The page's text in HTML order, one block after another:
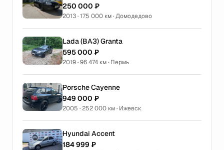
250 000 ₽
2013 · 175 000 км · Домодедово
Lada (ВАЗ) Granta
595 000 ₽
2019 · 96 474 км · Пермь
Porsche Cayenne
949 000 ₽
2005 · 252 000 км · Ижевск
Hyundai Accent
184 999 ₽